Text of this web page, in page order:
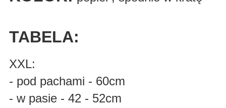
TABELA:
XXL:
- pod pachami - 60cm
- w pasie - 42 - 52cm